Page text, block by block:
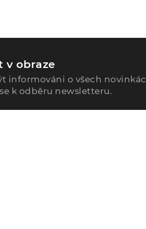
v obraze
informováni o všech
k odběru newsletteru.